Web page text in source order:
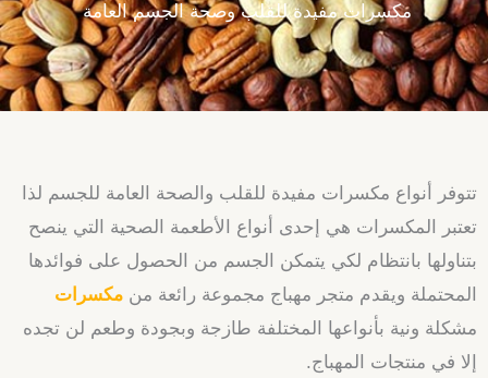
مكسرات مفيدة للقلب وصحة الجسم العامة
تتوفر أنواع مكسرات مفيدة للقلب والصحة العامة للجسم لذا
تعتبر المكسرات هي إحدى أنواع الأطعمة الصحية التي ينصح
بتناولها بانتظام لكي يتمكن الجسم من الحصول على فوائدها
المحتملة ويقدم متجر مهباج مجموعة رائعة من مكسرات
مشكلة ونية بأنواعها المختلفة طازجة وبجودة وطعم لن تجده
إلا في منتجات المهباج.